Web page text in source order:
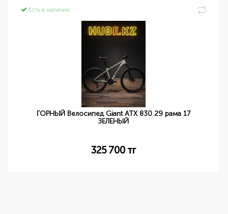
Есть в наличии
ГОРНЫЙ Велосипед Giant ATX 830 29 рама 17
ЗЕЛЕНЫЙ
325 700 тг